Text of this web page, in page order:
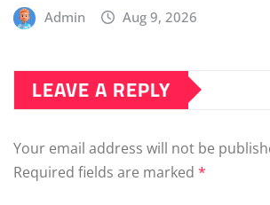
Admin Aug 9, 2026
LEAVE A REPLY
Your email address will not be
Required fields are marked *